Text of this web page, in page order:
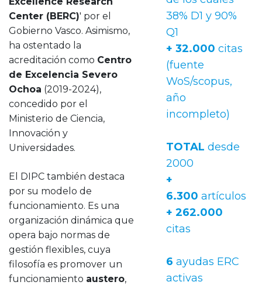
38% D1 y 90%
Q1
+ 32.000 citas
(fuente
WoS/scopus,
año
incompleto)
TOTAL desde
2000
+
6.300 artículos
+ 262.000
citas
6 ayudas ERC
activas
Center (BERC)' por el
Gobierno Vasco. Asimismo,
ha ostentado la
acreditación como Centro
de Excelencia Severo
Ochoa (2019-2024),
concedido por el
Ministerio de Ciencia,
Innovación y
Universidades.
El DIPC también destaca
por su modelo de
funcionamiento. Es una
organización dinámica que
opera bajo normas de
gestión flexibles, cuya
filosofía es promover un
funcionamiento austero,